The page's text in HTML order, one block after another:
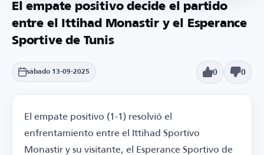
El empate positivo decide el partido
entre el Ittihad Monastir y el Esperance
Sportive de Tunis
sábado 13-09-2025 0 0
El empate positivo (1-1) resolvió el
enfrentamiento entre el Ittihad Sportivo
Monastir y su visitante, el Esperance Sportivo de